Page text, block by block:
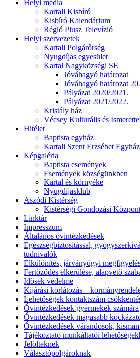
Helyi média
Kartali Kisbíró
Kisbíró Kalendárium
Régió Plusz Televízió
Helyi szervezetek
Kartali Polgárőrség
Nyugdíjas egyesület
Kartal Nagyközségi SE
Jóváhagyó határozat
Jóváhagyó határozat
Pályázat 2020/2021.
Pályázat 2021/2022.
Kristály ház
Vécsey Kulturális és
Hitélet
Baptista egyház
Kartali Szent Erzsébet
Képgaléria
Baptista események
Események községünkben
Kartal és környéke
Nyugdíjasklub
Aszódi Kistérség
Kistérségi Gondozási Központ
Linktár
Impresszum
Általános óvintézkedések
Egészségbiztosítással,
tudnivalók
Elkülönítés, járványügyi
Fertőződés elkerülése, alapvető
Idősek védelme
Kijárási korlátozás –
Lehetőségek kontaktszám
Óvintézkedések gyermekek számára
Óvintézkedések magasabb
Óvintézkedések várandósok,
Tájékoztató munkáltatói
Jelölteknek
Választópolgároknak